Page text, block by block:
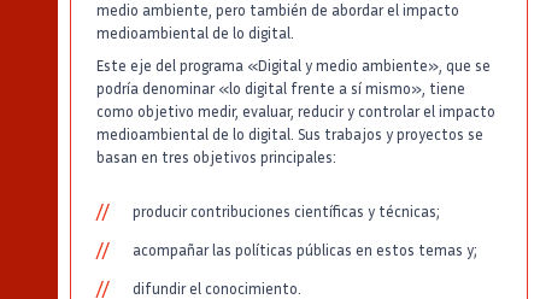
medio ambiente, pero también de abordar el impacto
medioambiental de lo digital.
Este eje del programa «Digital y medio ambiente», que se
podría denominar «lo digital frente a sí mismo», tiene
como objetivo medir, evaluar, reducir y controlar el impacto
medioambiental de lo digital. Sus trabajos y proyectos se
basan en tres objetivos principales:
producir contribuciones científicas y técnicas;
acompañar las políticas públicas en estos temas y;
difundir el conocimiento.